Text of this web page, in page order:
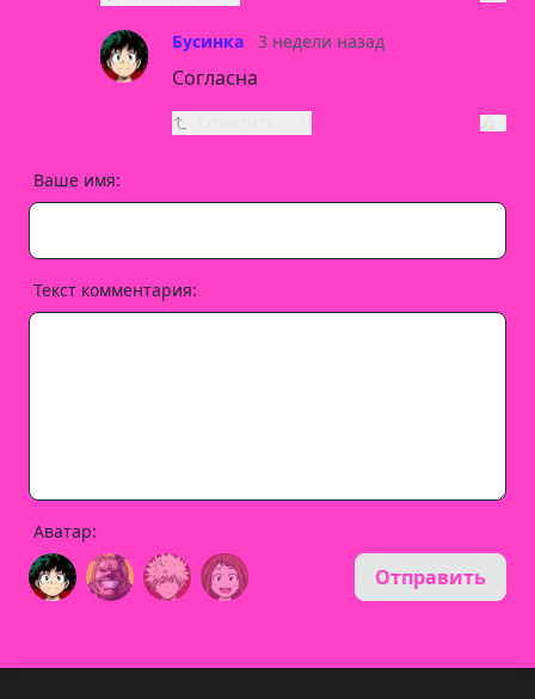
Бусинка 3 недели назад
Согласна
Ваше имя:
Текст комментария:
Аватар:
Отправить